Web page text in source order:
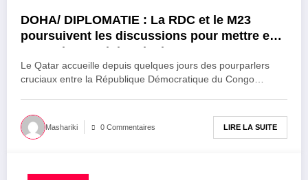
DOHA/ DIPLOMATIE : La RDC et le M23
poursuivent les discussions pour mettre en
œuvre l’accord de principe
Le Qatar accueille depuis quelques jours des pourparlers
cruciaux entre la République Démocratique du Congo…
Mashariki 0 Commentaires LIRE LA SUITE